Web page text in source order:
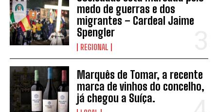
INSCREVER
medo de guerras e dos
migrantes – Cardeal Jaime
Spengler
REGIONAL
Marquês de Tomar, a recente
marca de vinhos do concelho,
já chegou a Suíça.